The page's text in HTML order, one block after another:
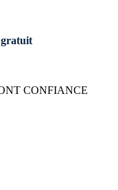
gratuit
CONFIANCE